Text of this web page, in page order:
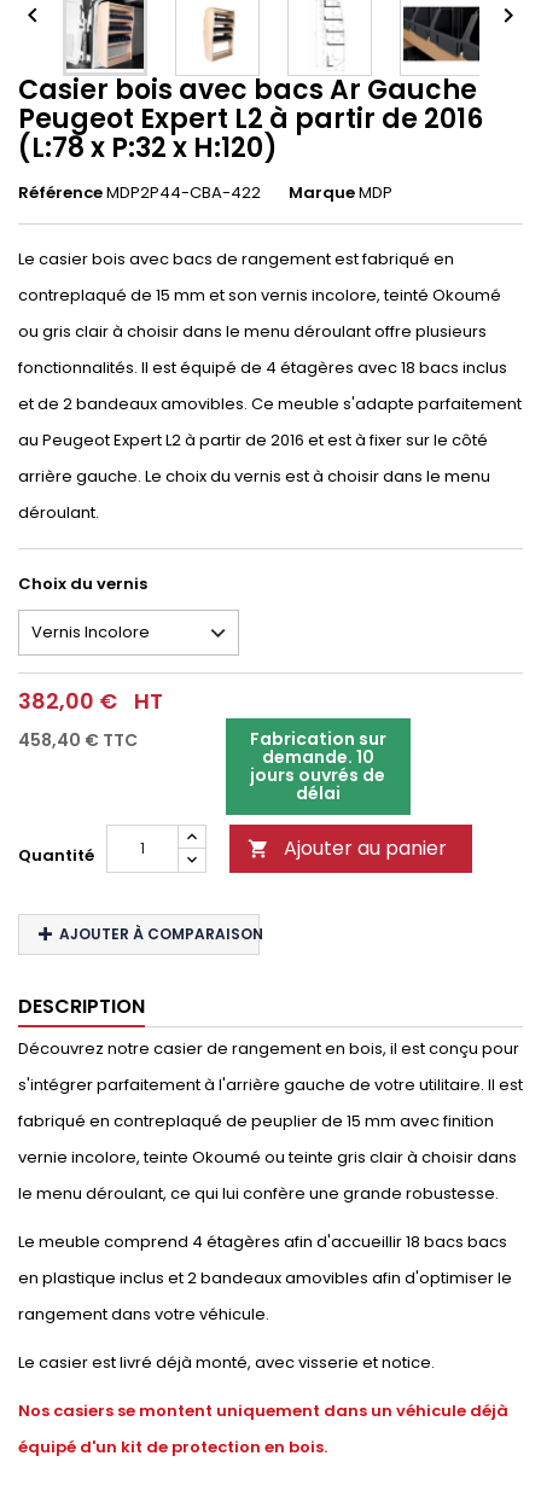
 
Casier bois avec bacs Ar Gauche
Peugeot Expert L2 à partir de 2016
(L:78 x P:32 x H:120)
RéférenceMDP2P44-CBA-422 MarqueMDP
Le casier bois avec bacs de rangement est fabriqué en
contreplaqué de 15 mm et son vernis incolore, teinté Okoumé
ou gris clair à choisir dans le menu déroulant offre plusieurs
fonctionnalités. Il est équipé de 4 étagères avec 18 bacs inclus
et de 2 bandeaux amovibles. Ce meuble s'adapte parfaitement
au Peugeot Expert L2 à partir de 2016 et est à fixer sur le côté
arrière gauche. Le choix du vernis est à choisir dans le menu
déroulant.
Choix du vernis
382,00 € HT
458,40 € TTC Fabrication sur
demande. 10
jours ouvrés de
délai
Quantité  Ajouter au panier
AJOUTER À COMPARAISON
DESCRIPTION
Découvrez notre casier de rangement en bois, il est conçu pour
s'intégrer parfaitement à l'arrière gauche de votre utilitaire. Il est
fabriqué en contreplaqué de peuplier de 15 mm avec finition
vernie incolore, teinte Okoumé ou teinte gris clair à choisir dans
le menu déroulant, ce qui lui confère une grande robustesse.
Le meuble comprend 4 étagères afin d'accueillir 18 bacs bacs
en plastique inclus et 2 bandeaux amovibles afin d'optimiser le
rangement dans votre véhicule.
Le casier est livré déjà monté, avec visserie et notice.
Nos casiers se montent uniquement dans un véhicule déjà
équipé d'un kit de protection en bois.